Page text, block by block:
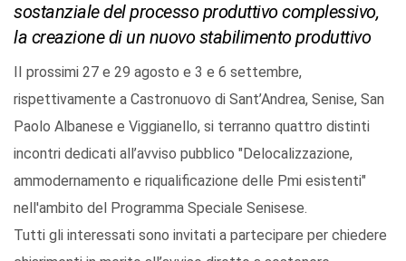
sostanziale del processo produttivo complessivo,
la creazione di un nuovo stabilimento produttivo
II prossimi 27 e 29 agosto e 3 e 6 settembre,
rispettivamente a Castronuovo di Sant’Andrea, Senise, San
Paolo Albanese e Viggianello, si terranno quattro distinti
incontri dedicati all’avviso pubblico "Delocalizzazione,
ammodernamento e riqualificazione delle Pmi esistenti"
nell'ambito del Programma Speciale Senisese.
Tutti gli interessati sono invitati a partecipare per chiedere